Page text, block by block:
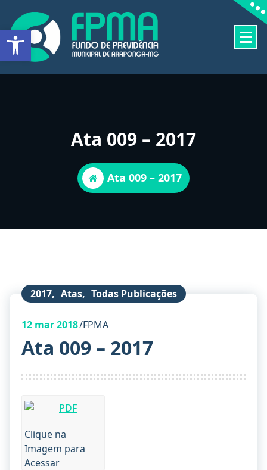
para
conteúdo
Ata 009 – 2017
Ata 009 – 2017
2017, Atas, Todas Publicações
12 mar 2018 FPMA
Ata 009 – 2017
Clique na
Imagem para
Acessar
Barra de Ferramentas Aberta